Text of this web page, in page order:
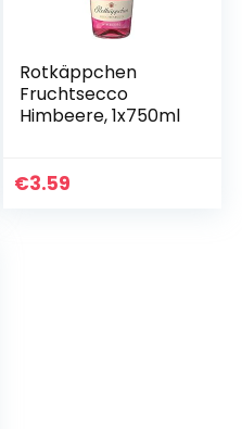
Rotkäppchen
Fruchtsecco
Himbeere, 1x750ml
€3.59